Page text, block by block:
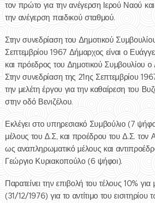
τον πρώτο για την ανέγερση Ιερού Ναού και
την ανέγερση παιδικού σταθμού.
Στην συνεδρίαση του Δημοτικού
Σεπτεμβρίου 1967 Δήμαρχος είναι ο
και πρόεδρος του Δημοτικού Συμβουλίου
Στην συνεδρίαση της 21ης Σεπτεμβρίου
την μελέτη έργου για την καθαίρεση του
στην οδό Βενιζέλου.
Εκλέγει στο υπηρεσιακό Συμβούλιο (7
μέλους του Δ.Σ, και προέδρου του Δ.Σ. τον
ως αναπληρωματικό μέλους και
Γεώργιο Κυριακοπούλο (6 ψήφοι).
Παρατείνει την επιβολή του τέλους 10% για
(31/12/1976) για το αντίτιμο του εισιτηρίου